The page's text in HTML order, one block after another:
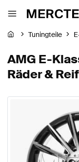
Tuningteile
AMG E-
Räder &